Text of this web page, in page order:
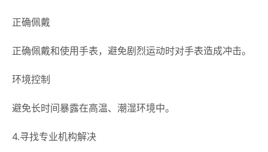
正确佩戴
正确佩戴和使用手表，避免剧烈运动时对手表造成冲击。
环境控制
避免长时间暴露在高温、潮湿环境中。
4.寻找专业机构解决